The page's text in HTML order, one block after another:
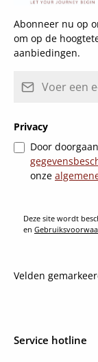
Abonneer nu op
om op de
aanbiedingen.
Privacy
Door
onze
Deze site wordt
en
Velden
Service hotline